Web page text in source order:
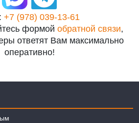
+7 (978) 039-13-61
формой обратной связи,
ответят Вам максимально
оперативно!